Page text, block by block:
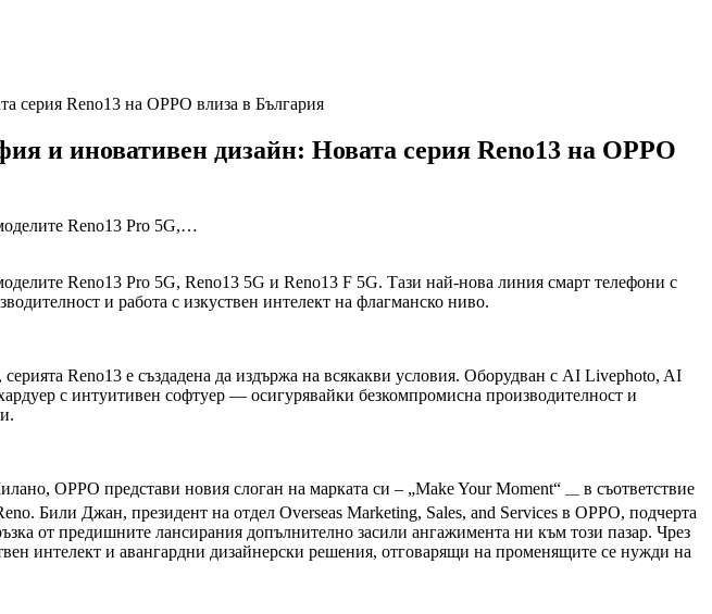
серия Reno13 на OPPO влиза в България
и иновативен дизайн: Новата серия Reno13 на OPPO
Reno13 Pro 5G,…
Reno13 Pro 5G, Reno13 5G и Reno13 F 5G. Тази най-нова линия смарт телефони с
и работа с изкуствен интелект на флагманско ниво.
Reno13 е създадена да издържа на всякакви условия. Оборудван с AI Livephoto, AI
с интуитивен софтуер — осигурявайки безкомпромисна производителност и
OPPO представи новия слоган на марката си – „Make Your Moment“ — в съответствие
Били Джан, президент на отдел Overseas Marketing, Sales, and Services в OPPO, подчерта
от предишните лансирания допълнително засили ангажимента ни към този пазар. Чрез
интелект и авангардни дизайнерски решения, отговарящи на променящите се нужди на